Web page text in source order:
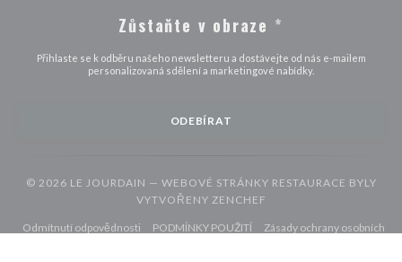
Zůstaňte v obraze *
Přihlaste se k odběru našeho newsletteru a dostávejte od nás e-mailem
personalizovaná sdělení a marketingové nabídky.
ODEBÍRAT
© 2026 LE JOURDAIN — WEBOVÉ STRÁNKY RESTAURACE BYLY
VYTVOŘENY ZENCHEF
Odmítnutí odpovědnosti((otevře se v novém okně))
PODMÍNKY POUŽITÍ((otevře se v novém okně))
Zásady ochrany osobních